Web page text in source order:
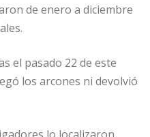
de enero a diciembre
el pasado 22 de este
los arcones ni devolvió